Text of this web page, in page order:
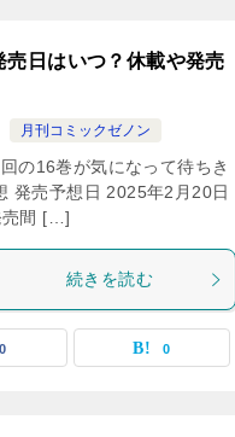
売日はいつ？休載や発売
月刊コミックゼノン
の16巻が気になって待ちき
発売予想日 2025年2月20日
売間 […]
続きを読む
0 0